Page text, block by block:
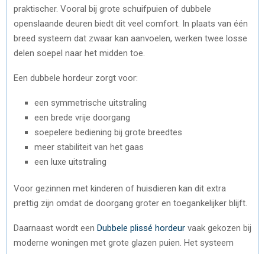
praktischer. Vooral bij grote schuifpuien of dubbele
openslaande deuren biedt dit veel comfort. In plaats van één
breed systeem dat zwaar kan aanvoelen, werken twee losse
delen soepel naar het midden toe.
Een dubbele hordeur zorgt voor:
een symmetrische uitstraling
een brede vrije doorgang
soepelere bediening bij grote breedtes
meer stabiliteit van het gaas
een luxe uitstraling
Voor gezinnen met kinderen of huisdieren kan dit extra
prettig zijn omdat de doorgang groter en toegankelijker blijft.
Daarnaast wordt een Dubbele plissé hordeur vaak gekozen bij
moderne woningen met grote glazen puien. Het systeem